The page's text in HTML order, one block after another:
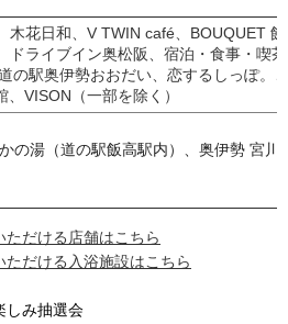
木花日和、V TWIN café、BOUQUET
ドライブイン奥松阪、宿泊・食事・喫
の駅奥伊勢おおだい、恋するしっぽ。
VISON（一部を除く）
の湯（道の駅飯高駅内）、奥伊勢 宮
だける店舗はこちら
だける入浴施設はこちら
しみ抽選会